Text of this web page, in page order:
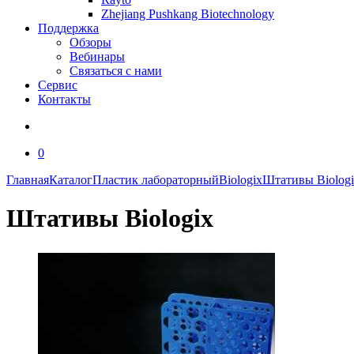
Zhejiang Pushkang Biotechnology
Поддержка
Обзоры
Вебинары
Связаться с нами
Сервис
Контакты
0
ГлавнаяКаталогПластик лабораторныйBiologixШтативы
Штативы Biologix